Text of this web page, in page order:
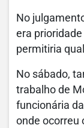
No
era
permitiria
No sábado,
trabalho de
funcionária
onde ocorreu